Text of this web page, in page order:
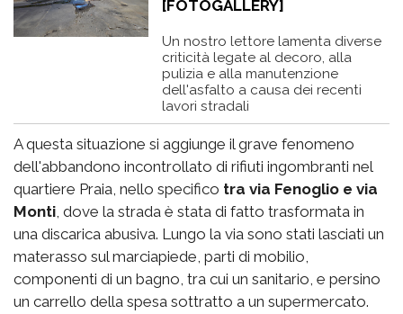
[FOTOGALLERY]
Un nostro lettore lamenta diverse
criticità legate al decoro, alla
pulizia e alla manutenzione
dell'asfalto a causa dei recenti
lavori stradali
A questa situazione si aggiunge il grave fenomeno
dell'abbandono incontrollato di rifiuti ingombranti nel
quartiere Praia, nello specifico tra via Fenoglio e via
Monti, dove la strada è stata di fatto trasformata in
una discarica abusiva. Lungo la via sono stati lasciati un
materasso sul marciapiede, parti di mobilio,
componenti di un bagno, tra cui un sanitario, e persino
un carrello della spesa sottratto a un supermercato.